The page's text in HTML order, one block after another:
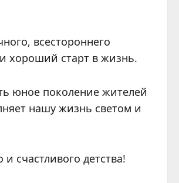
всестороннего
хороший старт в жизнь.
юное поколение жителей
нашу жизнь светом и
счастливого детства!